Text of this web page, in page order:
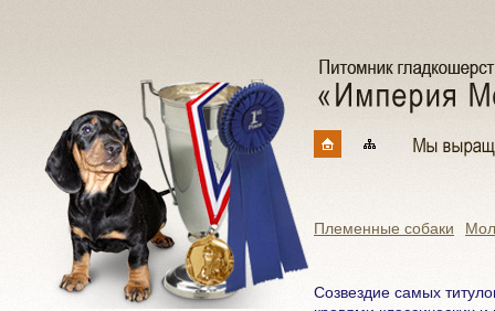
Племенные собаки
Созвездие самых